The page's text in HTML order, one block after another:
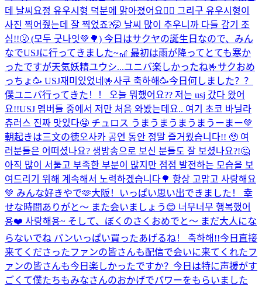
데 날씨요정 유우시형 덕분에 맑아졌어요🧚‍♂️ 그리구 유우시형이
사진 찍어줬는데 잘 찍었죠?🤭 날씨 많이 추우니까 다들 감기 조
심!!🤧 (모두 굿나잇💚🌳) 今日はサクヤの誕生日なので、みん
なでUSJに行ってきました~🎢 最初は雨が降ってとても寒か
ったですが天気妖精ユウシ...ユニバ楽しかったね🤟サクおめ
っちょ🥳 USJ재미있었네🤟사쿠 축하해🥳今日何しました？？
僕ユニバ行ってきた！！ 오늘 뭐했어요?? 저는 usj 갔다 왔어
요!!USJ 멤버들 중에서 저만 처음 와봤는데요.. 여기 초코 바닐라
츄러스 진짜 맛있다🤤 チュロス うまうまうまうまうーまー💚
朝起きは三文の徳오사카 공연 동안 정말 즐거웠습니다!! 🥹 여
러분들은 어떠셨나요? 생방송으로 보신 분들도 잘 보셨나요?!🤔
아직 많이 서툴고 부족한 부분이 많지만 점점 발전하는 모습을 보
여드리기 위해 계속해서 노력하겠습니다🌳 항상 고맙고 사랑해요
💚 みんな好きやで🫶大阪！いっぱい思い出できました！ 幸
せな時間ありがと〜 また会いましょう😊 너무너무 행복했어
용❤️ 사랑해용~ そして、ぼくのさくおめでと〜 まだ大人にな
らないでね パンいっぱい買ったあげるね！ 축하해!!今日直接
来てくださったファンの皆さんも配信で会いに来てくれたフ
ァンの皆さんも今日楽しかったですか？今日は特に声援がす
ごくて僕たちもみなさんのおかげでパワーをもらいました